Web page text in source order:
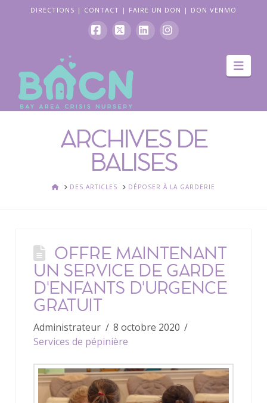
DIRECTIONS | CONTACT | FAIRE UN DON | DON VENMO
La
ARCHIVES DE
BALISES
ACCUEIL
DES ARTICLES DÉPOSER À LA GARDERIE
OFFRE MAINTENANT
UN SERVICE DE GARDE
D'ENFANTS D'URGENCE
GRATUIT
Administrateur
8 octobre 2020
Services de pépinière